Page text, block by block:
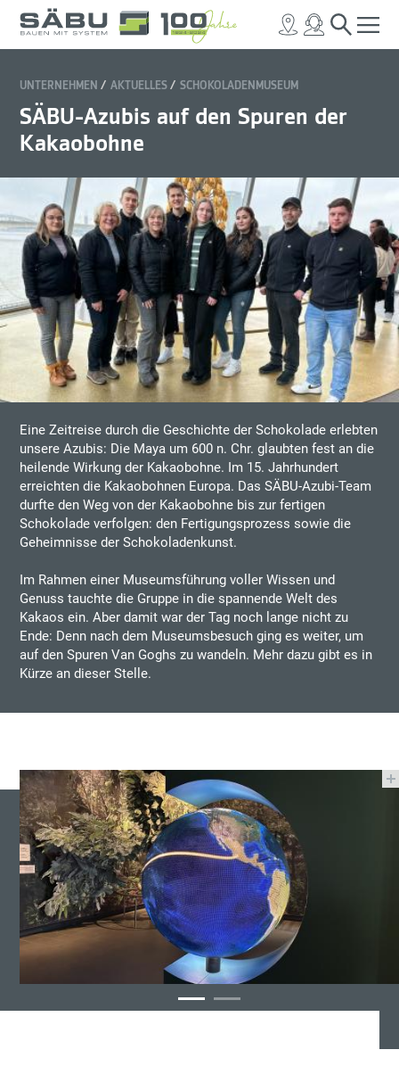
UNTERNEHMEN AKTUELLES SCHOKOLADENMUSEUM
SÄBU-Azubis auf den Spuren der
Kakaobohne
Eine Zeitreise durch die Geschichte der Schokolade erlebten
unsere Azubis: Die Maya um 600 n. Chr. glaubten fest an die
heilende Wirkung der Kakaobohne. Im 15. Jahrhundert
erreichten die Kakaobohnen Europa. Das SÄBU-Azubi-Team
durfte den Weg von der Kakaobohne bis zur fertigen
Schokolade verfolgen: den Fertigungsprozess sowie die
Geheimnisse der Schokoladenkunst.
Im Rahmen einer Museumsführung voller Wissen und
Genuss tauchte die Gruppe in die spannende Welt des
Kakaos ein. Aber damit war der Tag noch lange nicht zu
Ende: Denn nach dem Museumsbesuch ging es weiter, um
auf den Spuren Van Goghs zu wandeln. Mehr dazu gibt es in
Kürze an dieser Stelle.